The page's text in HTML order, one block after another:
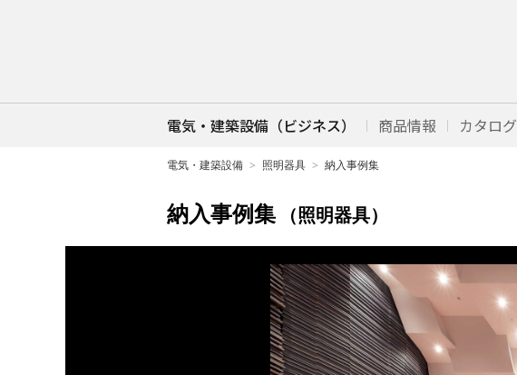
電気・建築設備（ビジネス） 商品情報 カタログ
電気・建築設備 照明器具 納入事例集
納入事例集 （照明器具）